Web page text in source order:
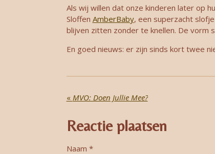
Als wij willen dat onze kinderen later op
Sloffen AmberBaby, een superzacht
blijven zitten zonder te knellen. De vorm
En goed nieuws: er zijn sinds kort twee
« MVO: Doen Jullie Mee?
Reactie plaatsen
Naam *